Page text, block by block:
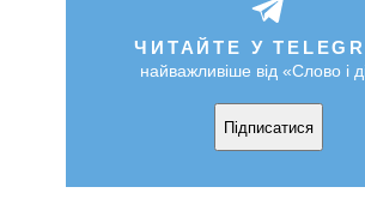
ЧИТАЙТЕ У
найважливіше від «Слово і
Підписатися